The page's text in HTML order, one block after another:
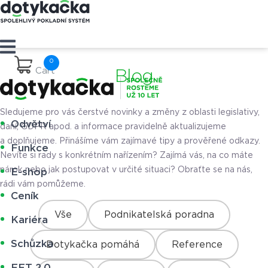
Cart
Odvětví
Funkce
E-shop
Ceník
Kariéra
Schůzka
Blog
Sledujeme pro vás čerstvé novinky a změny z oblasti legislativy,
daní, GDPR apod. a informace pravidelně aktualizujeme
a doplňujeme. Přinášíme vám zajímavé tipy a prověřené odkazy.
Nevíte si rady s konkrétním nařízením? Zajímá vás, na co máte
nárok nebo jak postupovat v určité situaci? Obraťte se na nás,
rádi vám pomůžeme.
Vše Podnikatelská poradna
Dotykačka pomáhá Reference